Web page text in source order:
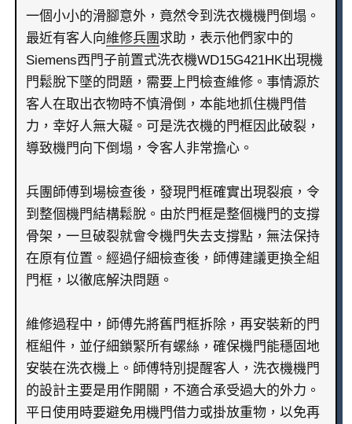
一個小小的滑腳意外，竟然令到洗衣機機門倒塌。
最近有客人向維修兵團求助，表示他們家中的
Siemens西門子前置式洗衣機WD15G421HK出現機
門鬆脫下墜的問題，需要上門檢查維修。事情源於
客人在取出衣物時不慎滑倒，本能地抓住機門借
力，幸好人無大礙。可是洗衣機的門框因此破裂，
導致機門向下倒塌，令客人非常擔心。
兵團師傅到場檢查後，發現門框確實出現裂痕，令
到整個機門結構鬆脫。由於門框是整個機門的支撐
骨架，一旦破裂就會令機門失去支撐點，無法保持
在原有位置。經過仔細檢查後，師傅建議更換全組
門框，以徹底解決問題。
維修過程中，師傅先將舊門框拆除，再安裝新的門
框組件，並仔細鎖緊所有螺絲，確保機門能穩固地
安裝在洗衣機上。師傅特別提醒客人，洗衣機機門
的設計主要是用作開關，不適合承受過大的外力。
平日使用時要避免用機門借力或掛放重物，以免再